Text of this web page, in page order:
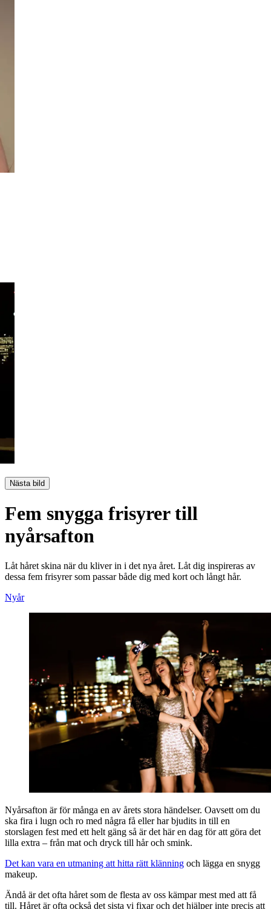
Nästa bild
Fem snygga frisyrer till
nyårsafton
Låt håret skina när du kliver in i det nya året. Låt dig inspireras av
dessa fem frisyrer som passar både dig med kort och långt hår.
Nyår
Nyårsafton är för många en av årets stora händelser. Oavsett om du
ska fira i lugn och ro med några få eller har bjudits in till en
storslagen fest med ett helt gäng så är det här en dag för att göra det
lilla extra – från mat och dryck till hår och smink.
Det kan vara en utmaning att hitta rätt klänning och lägga en snygg
makeup.
Ändå är det ofta håret som de flesta av oss kämpar mest med att få
till. Håret är ofta också det sista vi fixar och det hjälper inte precis att